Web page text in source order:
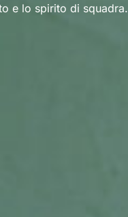
e lo spirito di squadra.